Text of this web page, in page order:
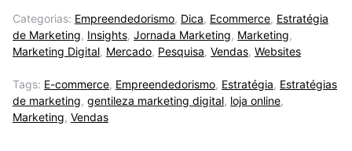
Categorias: Empreendedorismo, Dica, Ecommerce, Estratégia
de Marketing, Insights, Jornada Marketing, Marketing,
Marketing Digital, Mercado, Pesquisa, Vendas, Websites
Tags: E-commerce, Empreendedorismo, Estratégia, Estratégias
de marketing, gentileza marketing digital, loja online,
Marketing, Vendas